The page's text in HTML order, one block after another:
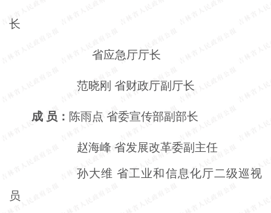
长
省应急厅厅长
范晓刚 省财政厅副厅长
成 员： 陈雨点 省委宣传部副部长
赵海峰 省发展改革委副主任
孙大维 省工业和信息化厅二级巡视
员